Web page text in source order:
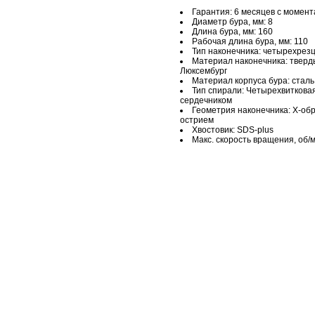
Гарантия: 6 месяцев с
Диаметр бура, мм: 8
Длина бура, мм: 160
Рабочая длина бура, мм: 110
Тип наконечника:
Материал наконечника:
Люксембург
Материал корпуса бура:
Тип спирали:
сердечником
Геометрия наконечника: Х-
острием
Хвостовик: SDS-plus
Макс. скорость вращения, об/